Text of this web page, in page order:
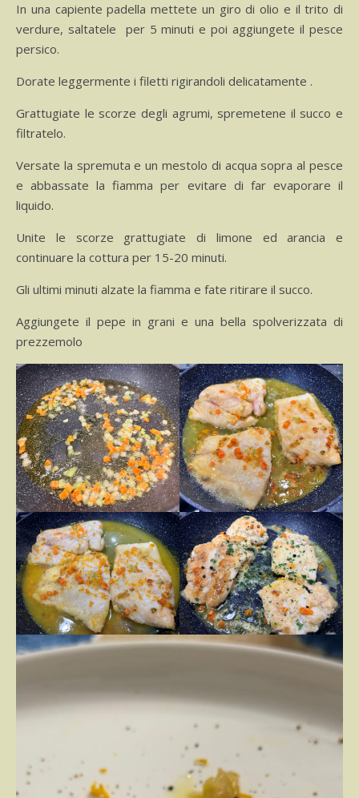
In una capiente padella mettete un giro di olio e il trito di
verdure, saltatele per 5 minuti e poi aggiungete il pesce
persico.
Dorate leggermente i filetti rigirandoli delicatamente .
Grattugiate le scorze degli agrumi, spremetene il succo e
filtratelo.
Versate la spremuta e un mestolo di acqua sopra al pesce
e abbassate la fiamma per evitare di far evaporare il
liquido.
Unite le scorze grattugiate di limone ed arancia e
continuare la cottura per 15-20 minuti.
Gli ultimi minuti alzate la fiamma e fate ritirare il succo.
Aggiungete il pepe in grani e una bella spolverizzata di
prezzemolo